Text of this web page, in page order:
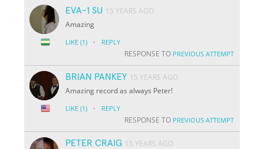
EVA-1 SU 15 YEARS AGO
Amazing
LIKE (1) · REPLY
RESPONSE TO PREVIOUS ATTEMPT
BRIAN PANKEY 15 YEARS AGO
Amazing record as always Peter!
LIKE (1) · REPLY
RESPONSE TO PREVIOUS ATTEMPT
PETER CRAIG 15 YEARS AGO